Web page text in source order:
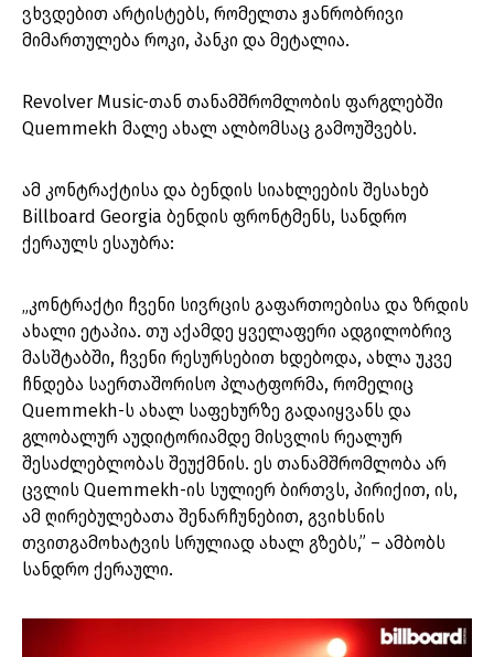
ვხვდებით არტისტებს, რომელთა ჟანრობრივი
მიმართულება როკი, პანკი და მეტალია.
Revolver Music-თან თანამშრომლობის ფარგლებში
Quemmekh მალე ახალ ალბომსაც გამოუშვებს.
ამ კონტრაქტისა და ბენდის სიახლეების შესახებ
Billboard Georgia ბენდის ფრონტმენს, სანდრო
ქერაულს ესაუბრა:
„კონტრაქტი ჩვენი სივრცის გაფართოებისა და ზრდის
ახალი ეტაპია. თუ აქამდე ყველაფერი ადგილობრივ
მასშტაბში, ჩვენი რესურსებით ხდებოდა, ახლა უკვე
ჩნდება საერთაშორისო პლატფორმა, რომელიც
Quemmekh-ს ახალ საფეხურზე გადაიყვანს და
გლობალურ აუდიტორიამდე მისვლის რეალურ
შესაძლებლობას შეუქმნის. ეს თანამშრომლობა არ
ცვლის Quemmekh-ის სულიერ ბირთვს, პირიქით, ის,
ამ ღირებულებათა შენარჩუნებით, გვიხსნის
თვითგამოხატვის სრულიად ახალ გზებს,” – ამბობს
სანდრო ქერაული.